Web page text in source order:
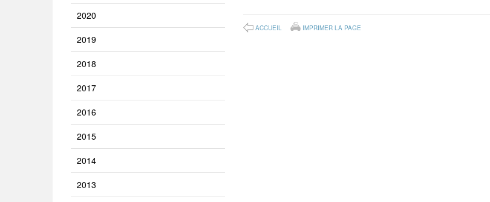
2020
2019
2018
2017
2016
2015
2014
2013
ACCUEIL IMPRIMER LA PAGE